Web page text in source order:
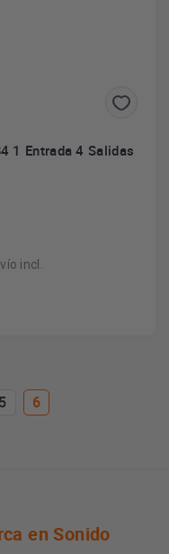
1 Entrada 4 Salidas
incl.
5 6
en Sonido